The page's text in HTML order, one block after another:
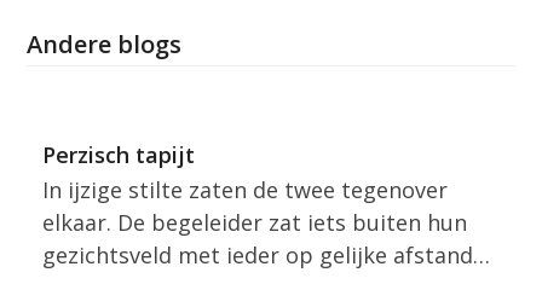
Andere blogs
Perzisch tapijt
In ijzige stilte zaten de twee tegenover
elkaar. De begeleider zat iets buiten hun
gezichtsveld met ieder op gelijke afstand…